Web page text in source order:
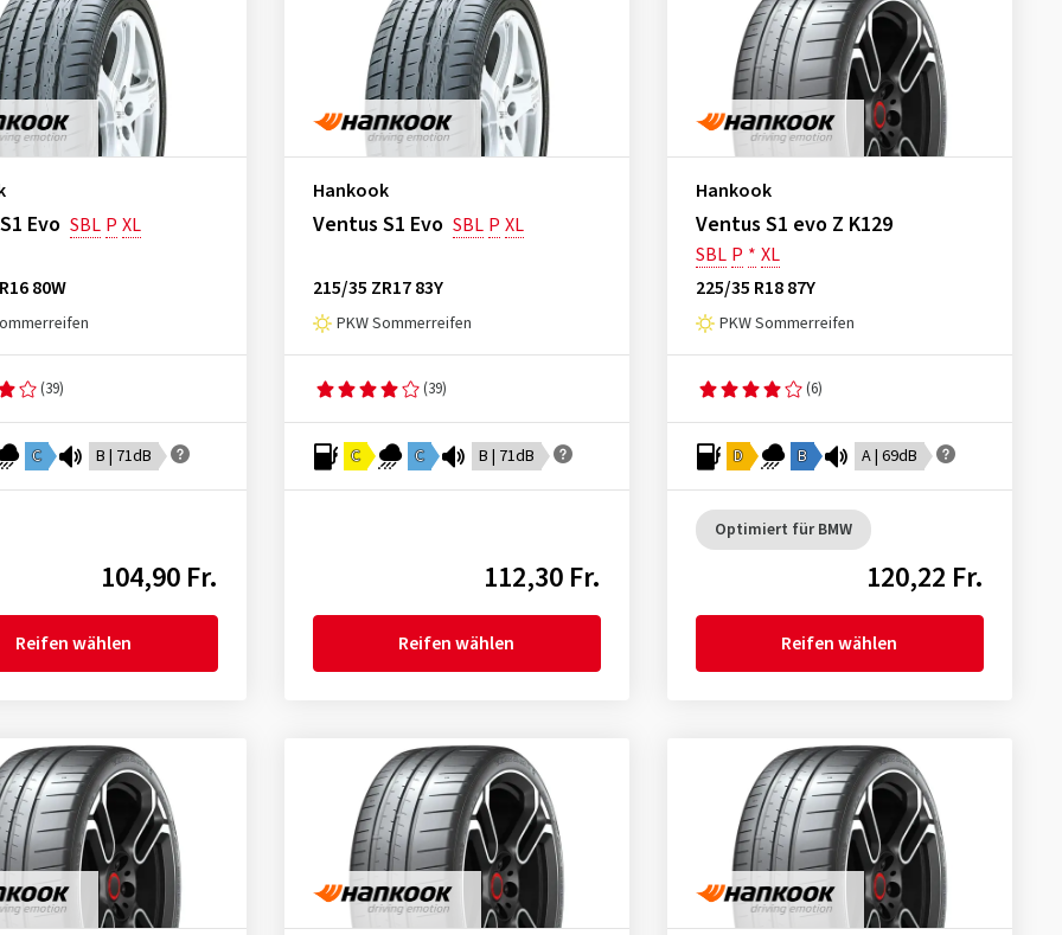
Evo SBL P XL
80W
(39)
C B | 71dB
104,90 Fr.
Reifen wählen
Hankook
Ventus S1 Evo SBL P XL
215/35 ZR17 83Y
PKW Sommerreifen
(39)
C C B | 71dB
112,30 Fr.
Reifen wählen
Hankook
Ventus S1 evo Z K129
SBL P * XL
225/35 R18 87Y
PKW Sommerreifen
(6)
D B A | 69dB
Optimiert für BMW
120,22 Fr.
Reifen wählen